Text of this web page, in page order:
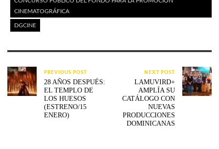
CINEMATOGRÁFICA
DGCINE
PREVIOUS POST
28 AÑOS DESPUÉS:
EL TEMPLO DE
LOS HUESOS
(ESTRENO/15
ENERO)
NEXT POST
LAMUVIRD+
AMPLÍA SU
CATÁLOGO CON
NUEVAS
PRODUCCIONES
DOMINICANAS